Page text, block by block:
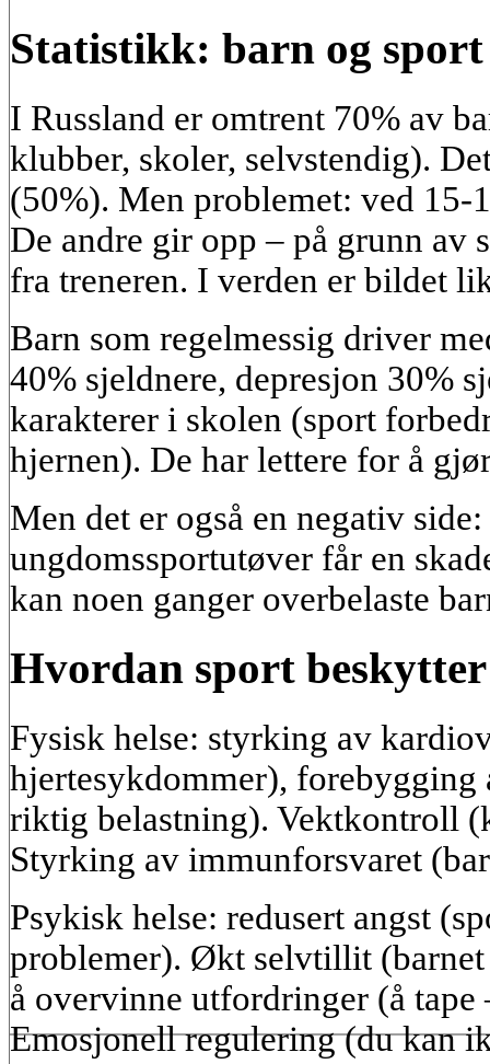
Statistikk: barn og sport
I Russland er omtrent 70% av
klubber, skoler, selvstendig).
(50%). Men problemet: ved 15-
De andre gir opp – på grunn av
fra treneren. I verden er bildet
Barn som regelmessig driver
40% sjeldnere, depresjon 30%
karakterer i skolen (sport
hjernen). De har lettere for å
Men det er også en negativ
ungdomssportutøver får en
kan noen ganger overbelaste
Hvordan sport beskytter
Fysisk helse: styrking av
hjertesykdommer),
riktig belastning). Vektkontroll
Styrking av immunforsvaret
Psykisk helse: redusert angst
problemer). Økt selvtillit
å overvinne utfordringer (å tape
Emosjonell regulering (du kan